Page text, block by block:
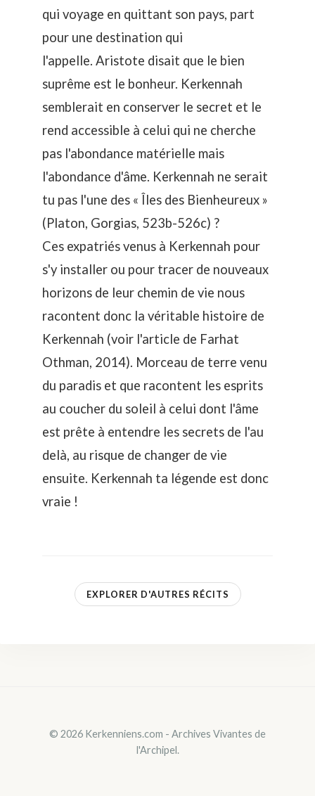
qui voyage en quittant son pays, part
pour une destination qui
l'appelle. Aristote disait que le bien
suprême est le bonheur. Kerkennah
semblerait en conserver le secret et le
rend accessible à celui qui ne cherche
pas l'abondance matérielle mais
l'abondance d'âme. Kerkennah ne serait
tu pas l'une des « Îles des Bienheureux »
(Platon, Gorgias, 523b-526c) ?
Ces expatriés venus à Kerkennah pour
s'y installer ou pour tracer de nouveaux
horizons de leur chemin de vie nous
racontent donc la véritable histoire de
Kerkennah (voir l'article de Farhat
Othman, 2014). Morceau de terre venu
du paradis et que racontent les esprits
au coucher du soleil à celui dont l'âme
est prête à entendre les secrets de l'au
delà, au risque de changer de vie
ensuite. Kerkennah ta légende est donc
vraie !
EXPLORER D'AUTRES RÉCITS
© 2026 Kerkenniens.com - Archives Vivantes de
l'Archipel.